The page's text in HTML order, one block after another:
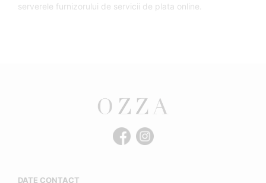
serverele furnizorului de servicii de plata online.
DATE CONTACT